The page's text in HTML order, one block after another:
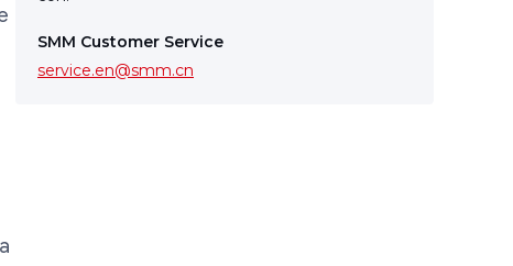
SMM Customer Service
service.en@smm.cn